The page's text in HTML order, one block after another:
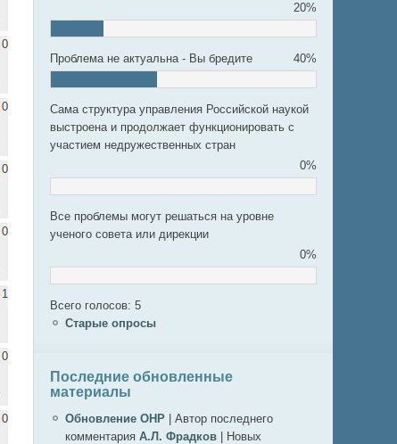
0
0
0
0
1
0
0
20%
Проблема не актуальна - Вы бредите 40%
Сама структура управления Российской наукой
выстроена и продолжает функционировать с
участием недружественных стран
0%
Все проблемы могут решаться на уровне
ученого совета или дирекции
0%
Всего голосов: 5
Старые опросы
Последние обновленные
материалы
Обновление ОНР
Автор последнего
комментария А.Л. Фрадков
Новых